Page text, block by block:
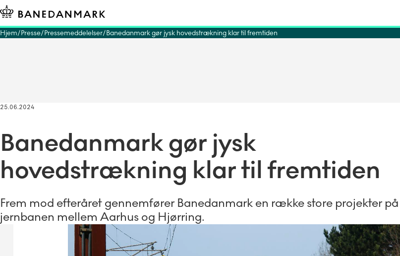
Hjem Presse Pressemeddelelser Banedanmark gør jysk hovedstrækning klar til fremtiden
25.06.2024
Banedanmark gør jysk
hovedstrækning klar til fremtiden
Frem mod efteråret gennemfører Banedanmark en række store projekter på
jernbanen mellem Aarhus og Hjørring.